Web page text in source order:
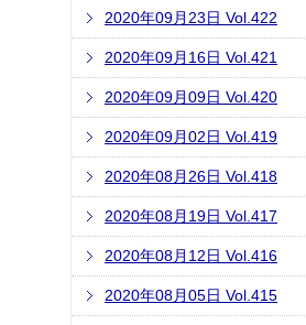
2020年09月23日 Vol.422
2020年09月16日 Vol.421
2020年09月09日 Vol.420
2020年09月02日 Vol.419
2020年08月26日 Vol.418
2020年08月19日 Vol.417
2020年08月12日 Vol.416
2020年08月05日 Vol.415